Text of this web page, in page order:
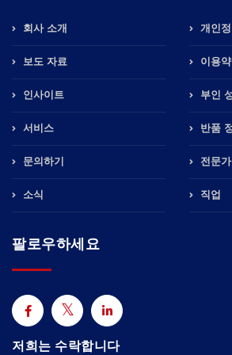
회사 소개
보도 자료
인사이트
서비스
문의하기
소식
개인
이용
부인
반품
전문가
직업
팔로우하세요
저희는 수락합니다